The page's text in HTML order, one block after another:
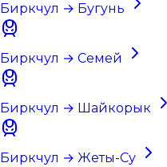
Биркчул → Бугунь
Биркчул → Семей
Биркчул → Шайкорык
Биркчул → Жеты-Су